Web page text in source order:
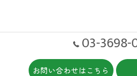
03-3698-
お問い合わせはこちら